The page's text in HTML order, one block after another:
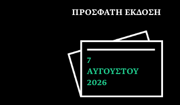
ΠΡΟΣΦΑΤΗ ΕΚΔΟΣΗ
7
ΑΥΓΟΥΣΤΟΥ
2026